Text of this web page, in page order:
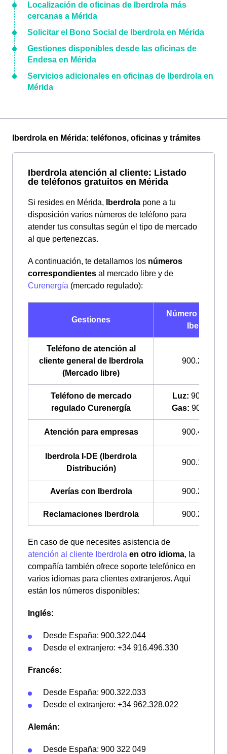
Localización de oficinas de Iberdrola más
cercanas a Mérida
Solicitar el Bono Social de Iberdrola en Mérida
Gestiones disponibles desde las oficinas de
Endesa en Mérida
Servicios adicionales en oficinas de Iberdrola en
Mérida
Iberdrola en Mérida: teléfonos, oficinas y trámites
Iberdrola atención al cliente: Listado
de teléfonos gratuitos en Mérida
Si resides en Mérida, Iberdrola pone a tu
disposición varios números de teléfono para
atender tus consultas según el tipo de mercado
al que pertenezcas.
A continuación, te detallamos los números
correspondientes al mercado libre y de
Curenergía (mercado regulado):
Gestiones
Número de
Iberdrola
Teléfono de atención al
cliente general de Iberdrola
(Mercado libre)
900.225.235
Teléfono de mercado
regulado Curenergía
Luz:
Gas:
Atención para empresas 900.400.408
Iberdrola I-DE (Iberdrola
Distribución)
900.171.171
Averías con Iberdrola 900.224.522
Reclamaciones Iberdrola 900.225.235
En caso de que necesites asistencia de
atención al cliente Iberdrola en otro idioma, la
compañía también ofrece soporte telefónico en
varios idiomas para clientes extranjeros. Aquí
están los números disponibles:
Inglés:
Desde España: 900.322.044
Desde el extranjero: +34 916.496.330
Francés:
Desde España: 900.322.033
Desde el extranjero: +34 962.328.022
Alemán:
Desde España: 900 322 049